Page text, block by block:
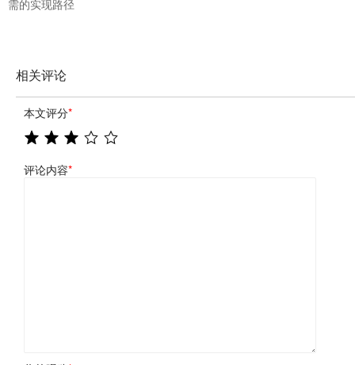
需的实现路径
相关评论
本文评分*
评论内容*